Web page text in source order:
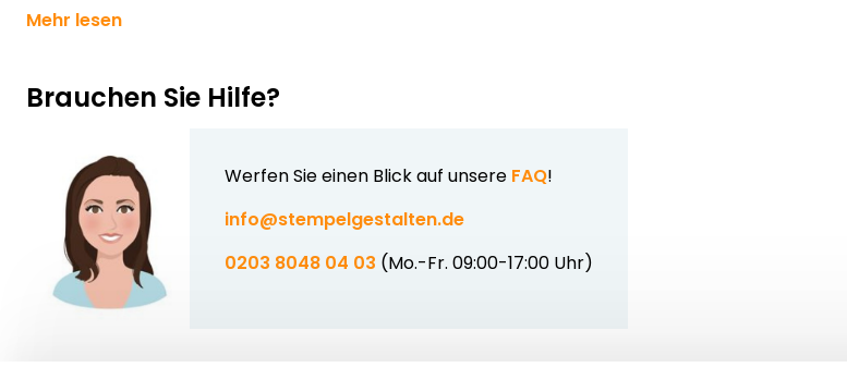
Mehr lesen
Brauchen Sie Hilfe?
Werfen Sie einen Blick auf unsere FAQ!
info@stempelgestalten.de
0203 8048 04 03 (Mo.-Fr. 09:00-17:00 Uhr)